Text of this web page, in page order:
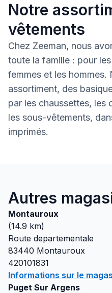
Notre
vêtements
Chez Zeeman, nous
toute la famille : pour
femmes et les
assortiment, des
par les chaussettes, les
les sous-vêtements,
imprimés.
Autres
Montauroux
(14.9 km)
Route departementale
83440 Montauroux
420101831
Informations sur le
Puget Sur Argens